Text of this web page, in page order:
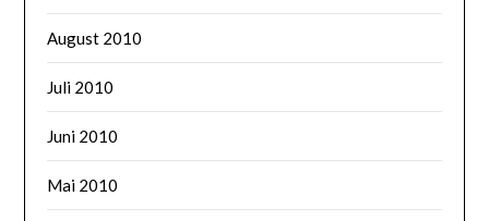
August 2010
Juli 2010
Juni 2010
Mai 2010